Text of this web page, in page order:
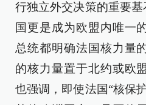
行独立外交决策的重要
国更是成为欧盟内唯一
总统都明确法国核力量
的核力量置于北约或欧
也强调，即使法国“核保